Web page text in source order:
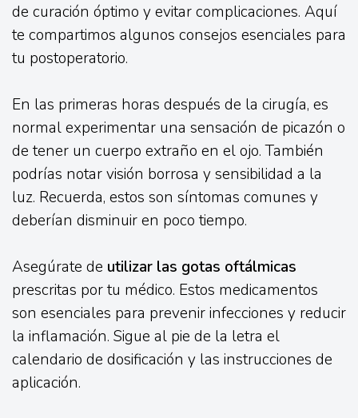
de curación óptimo y evitar complicaciones. Aquí
te compartimos algunos consejos esenciales para
tu postoperatorio.
En las primeras horas después de la cirugía, es
normal experimentar una sensación de picazón o
de tener un cuerpo extraño en el ojo. También
podrías notar visión borrosa y sensibilidad a la
luz. Recuerda, estos son síntomas comunes y
deberían disminuir en poco tiempo.
Asegúrate de utilizar las gotas oftálmicas
prescritas por tu médico. Estos medicamentos
son esenciales para prevenir infecciones y reducir
la inflamación. Sigue al pie de la letra el
calendario de dosificación y las instrucciones de
aplicación.